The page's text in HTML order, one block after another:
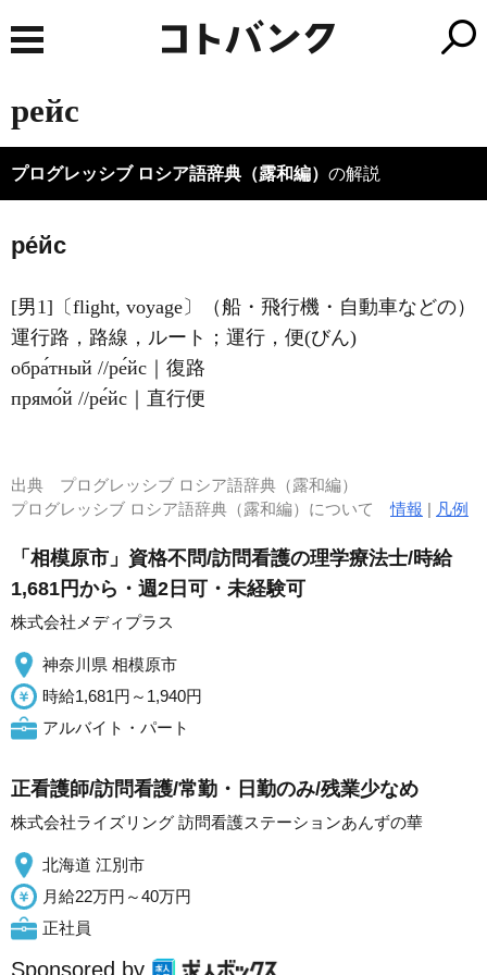
рейс
プログレッシブ ロシア語辞典（露和編） の解説
ре́йс
[男1]〔flight, voyage〕（船・飛行機・自動車などの）
運行路，路線，ルート；運行，便(びん)
обра́тный //ре́йс｜復路
прямо́й //ре́йс｜直行便
出典 プログレッシブ ロシア語辞典（露和編）
プログレッシブ ロシア語辞典（露和編）について情報 | 凡例
「相模原市」資格不問/訪問看護の理学療法士/時給
1,681円から・週2日可・未経験可
株式会社メディプラス
神奈川県 相模原市
時給1,681円～1,940円
アルバイト・パート
正看護師/訪問看護/常勤・日勤のみ/残業少なめ
株式会社ライズリング 訪問看護ステーションあんずの華
北海道 江別市
月給22万円～40万円
正社員
Sponsored by